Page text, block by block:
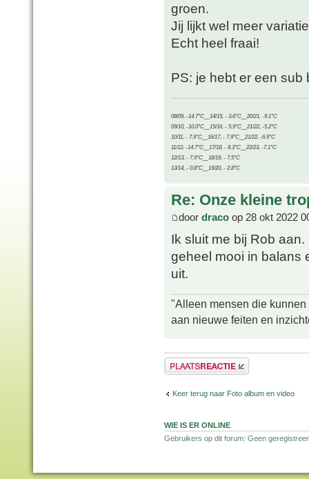
groen.
Jij lijkt wel meer
Echt heel fraai!
PS: je hebt er een sub
08/09, -14.7°C__14/15, - 3.6°C__20/21, -9.1°C
09/10, -10.0°C__15/16, - 5.9°C__21/22, -5.2°C
10/11, - 7.9°C__16/17, - 7.9°C__21/22, -6.9°C
11/12, -14.7°C__17/18, - 8.3°C__22/23, -7.1°C
12/13, - 7.9°C__18/19, - 7.5°C
13/14, - 0.8°C__19/20, - 2.8°C
Re: Onze kleine
door draco op 28 okt 2022
Ik sluit me bij Rob
geheel mooi in balans
uit.
"Alleen mensen die
aan nieuwe feiten en
Plaats een reactie
Keer terug naar Foto album en video
WIE IS ER ONLINE
Gebruikers op dit forum: Geen